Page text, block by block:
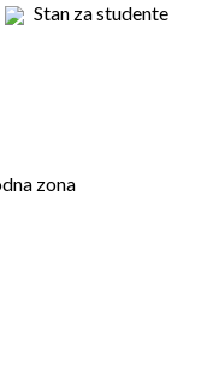
Stan za studente
zona